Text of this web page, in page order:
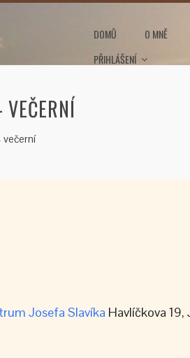
DOMŮ O MNĚ
PŘIHLÁŠENÍ
večerní
Josefa Slavíka Havlíčkova 19,